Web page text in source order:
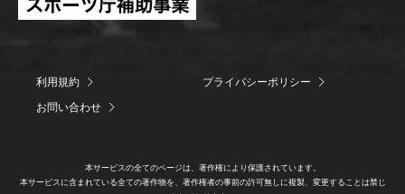
利用規約
プライバシーポリシー
お問い合わせ
本サービスの全てのページは、著作権により保護されています。
本サービスに含まれている全ての著作物を、著作権者の事前の許可無しに複製、変更することは禁じ